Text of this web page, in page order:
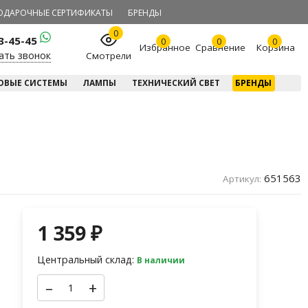
СЕРТИФИКАТЫ БРЕНДЫ
45-45
звонок
0
Смотрели
0
Избранное 0
Сравнение 0
Корзина
СИСТЕМЫ ЛАМПЫ ТЕХНИЧЕСКИЙ СВЕТ БРЕНДЫ
Артикул: 651563
1 359₽
Центральный склад: В наличии
– +